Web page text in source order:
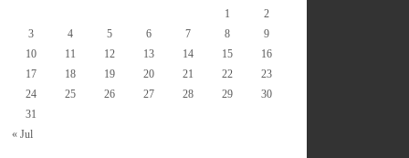
1
2
3
4 5 6 7 8
9
10
11 12 13 14 15
16
17
18 19 20 21 22
23
24
25 26 27 28 29
30
31
« Jul